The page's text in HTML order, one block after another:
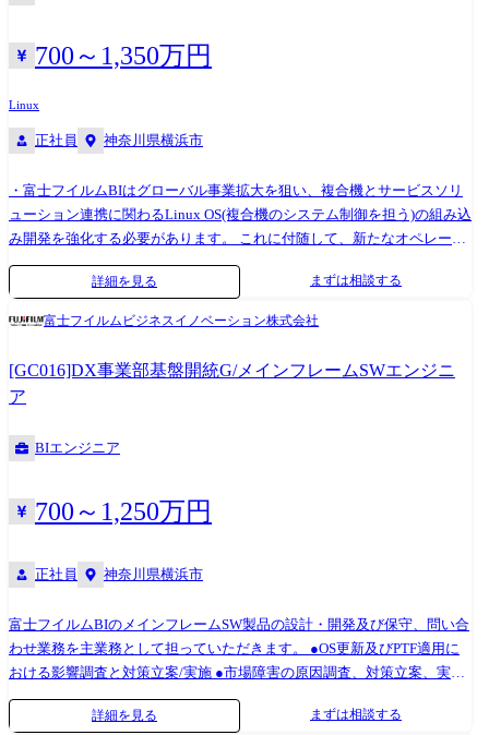
700～1,350万円
Linux
正社員 神奈川県横浜市
・富士フイルムBIはグローバル事業拡大を狙い、複合機とサービスソリ
ューション連携に関わるLinux OS(複合機のシステム制御を担う)の組み込
み開発を強化する必要があります。 これに付随して、新たなオペレーテ
ィングシステム及びデバイスドライバ開発を行うため、人材強化を目的
として人材を募集します。 【職務詳細】 ・複合機のコントローラ(※1)ハ
制御する装置です。 コピー・スキャン・プリントの画像処理やセキュリ
ティ・省エネ制御処理を実施したり、外部クラウドとの連携処理を実施
したりしています。 ※2:Ethernet・Wi-Fi・USB・SSD等の汎用インターフ
デバイスドライバです。
詳細を見る まずは相談する
富士フイルムビジネスイノベーション株式会社
[GC016]DX事業部基盤開統G/メインフレームSWエンジニ
ア
BIエンジニア
700～1,250万円
正社員 神奈川県横浜市
富士フイルムBIのメインフレームSW製品の設計・開発及び保守、問い合
わせ業務を主業務として担っていただきます。 ●OS更新及びPTF適用に
おける影響調査と対策立案/実施 ●市場障害の原因調査、対策立案、実施
●お客様からの問い合わせ回答 ●業務委託管理(コーディング等は協力会
社にて対応) ●自社保有のIBM/富士通メインフレームの実機管理 (各種設
詳細を見る まずは相談する